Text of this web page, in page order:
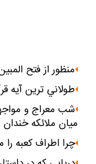
منظور از فتح
طولاني ترين آيه
شب معراج و
ميان ملائكه خندان
چرا اطراف كعبه را